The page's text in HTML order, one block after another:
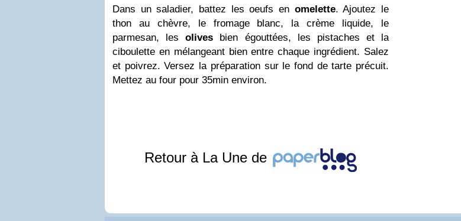
Dans un saladier, battez les oeufs en omelette. Ajoutez le
thon au chèvre, le fromage blanc, la crème liquide, le
parmesan, lesolives bien égouttées, les pistaches et la
ciboulette en mélangeant bien entre chaque ingrédient. Salez
et poivrez. Versez la préparation sur le fond de tarte précuit.
Mettez au four pour 35min environ.
Retour à La Une de